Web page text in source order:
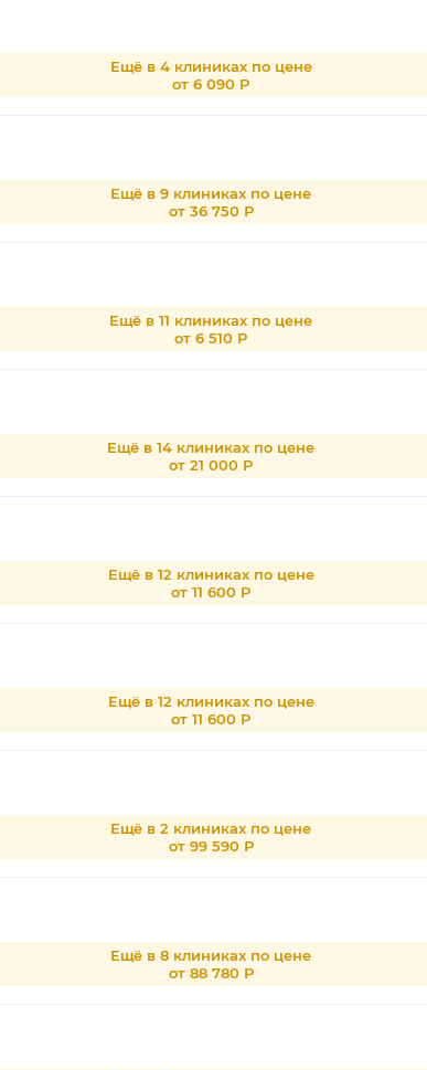
Ещё в 4 клиниках по цене
от 6 090 Р
Ещё в 9 клиниках по цене
от 36 750 Р
Ещё в 11 клиниках по цене
от 6 510 Р
Ещё в 14 клиниках по цене
от 21 000 Р
Ещё в 12 клиниках по цене
от 11 600 Р
Ещё в 12 клиниках по цене
от 11 600 Р
Ещё в 2 клиниках по цене
от 99 590 Р
Ещё в 8 клиниках по цене
от 88 780 Р